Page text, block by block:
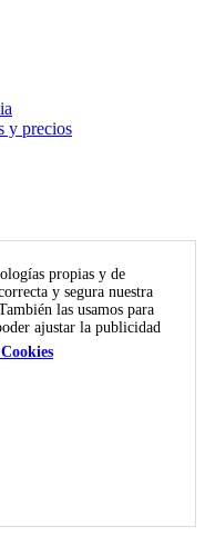
y precios
propias y de
y segura nuestra
las usamos para
ajustar la publicidad